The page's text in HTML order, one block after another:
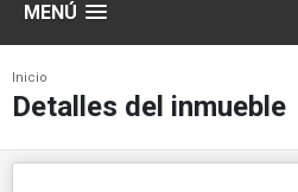
MENÚ
Inicio
Detalles del inmueble